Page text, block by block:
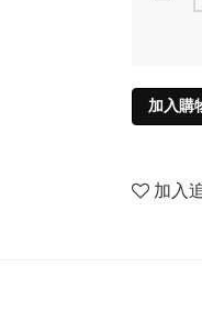
加入購
加入